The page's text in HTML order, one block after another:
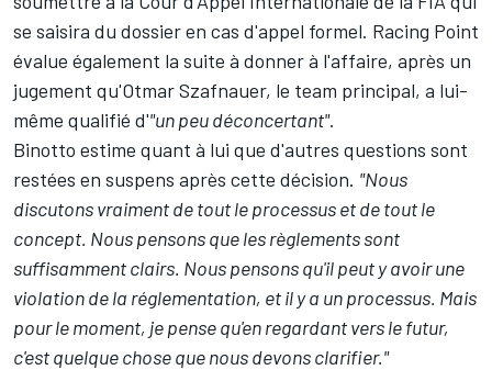
se saisira du dossier en cas d'appel formel. Racing Point
évalue également la suite à donner à l'affaire, après un
jugement qu'Otmar Szafnauer, le team principal, a lui-
même qualifié d'"un peu déconcertant".
Binotto estime quant à lui que d'autres questions sont
restées en suspens après cette décision. "Nous
discutons vraiment de tout le processus et de tout le
concept. Nous pensons que les règlements sont
suffisamment clairs. Nous pensons qu'il peut y avoir une
violation de la réglementation, et il y a un processus. Mais
pour le moment, je pense qu'en regardant vers le futur,
c'est quelque chose que nous devons clarifier."